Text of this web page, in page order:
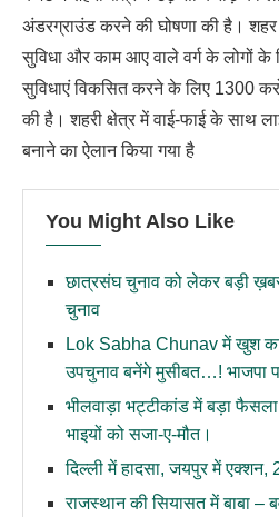
अंडरग्राउंड करने की घोषणा की है।
सुविधा और काम आए वाले वर्ग के लोगों के
सुविधाएं विकसित करने के लिए 1300
की है। शहरी क्षेत्र में वाई-फाई के साथ
बनाने का ऐलान किया गया है
You Might Also Like
छात्रसंघ चुनाव को लेकर बड़ी
चुनाव
Lok Sabha Chunav में खुश
उपचुनाव बनेंगे मुसीबत…! भाजपा
भीलवाड़ा भट्टीकांड में बड़ा
भाइयों को सजा-ए-मौत।
दिल्ली में हादसा, जयपुर में एक्शन,
राजस्थान की सियासत में बाबा –